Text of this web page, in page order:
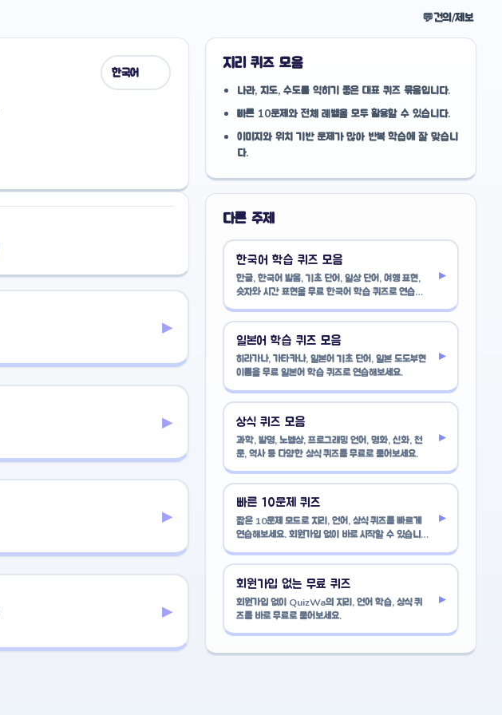
💬건의/제보
▸
▸
▸
▸
지리 퀴즈 모음
나라, 지도, 수도를 익히기 좋은 대표 퀴즈 묶음입니다.
빠른 10문제와 전체 레벨을 모두 활용할 수 있습니다.
이미지와 위치 기반 문제가 많아 반복 학습에 잘 맞습니
다.
다른 주제
한국어 학습 퀴즈 모음
한글, 한국어 발음, 기초 단어, 일상 단어, 여행 표현,
숫자와 시간 표현을 무료 한국어 학습 퀴즈로 연습해
▸
일본어 학습 퀴즈 모음
히라가나, 가타카나, 일본어 기초 단어, 일본 도도부현
이름을 무료 일본어 학습 퀴즈로 연습해보세요.
▸
상식 퀴즈 모음
과학, 발명, 노벨상, 프로그래밍 언어, 명화, 신화, 천
문, 역사 등 다양한 상식 퀴즈를 무료로 풀어보세요.
▸
빠른 10문제 퀴즈
짧은 10문제 모드로 지리, 언어, 상식 퀴즈를 빠르게
연습해보세요. 회원가입 없이 바로 시작할 수 있습니
▸
회원가입 없는 무료 퀴즈
회원가입 없이 QuizWa의 지리, 언어 학습, 상식 퀴
즈를 바로 무료로 풀어보세요.
▸